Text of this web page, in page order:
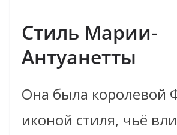
Стиль Марии-
Антуанетты
Она была королевой
иконой стиля, чьё